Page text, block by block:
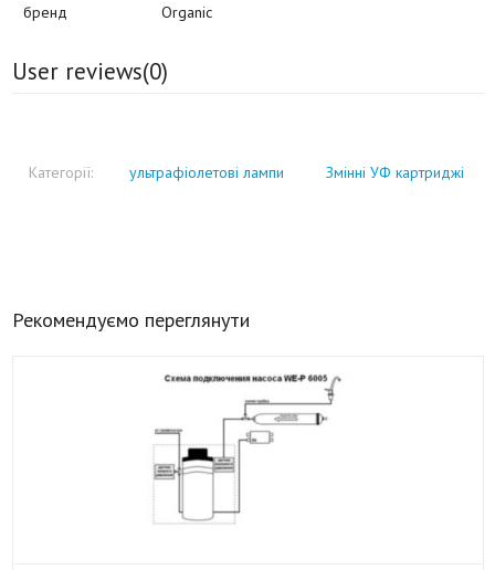
бренд
Organic
User reviews(0)
Категорії: ультрафіолетові лампи Змінні УФ картриджі
Рекомендуємо переглянути